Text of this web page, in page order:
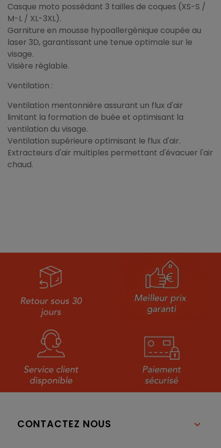
Casque moto possédant 3 tailles de coques (XS-S /
M-L / XL-3XL).
Garniture en mousse hypoallergénique coupée au
laser 3D, garantissant une tenue optimale sur le
visage.
Visière réglable.
Ventilation :
Ventilation mentonnière assurant un flux d'air
limitant la formation de buée et optimisant la
ventilation du visage.
Ventilation supérieure optimisant le flux d'air.
Extracteurs d'air multiples permettant d'évacuer l'air
chaud.
CONTACTEZ NOUS 